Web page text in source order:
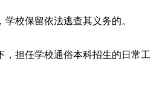
校保留依法逃查其义务的。
担任学校通俗本科招生的日常工